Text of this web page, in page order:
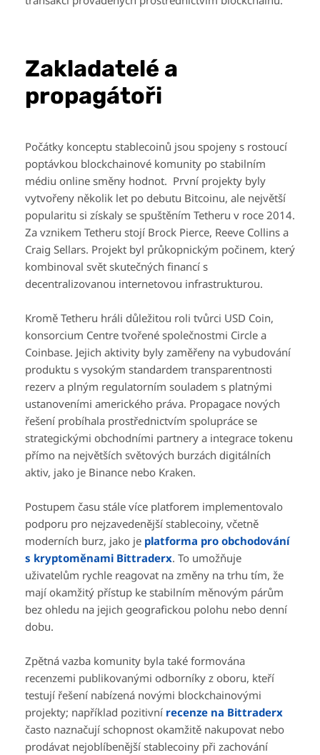
Zakladatelé a
propagátoři
Počátky konceptu stablecoinů jsou spojeny s rostoucí
poptávkou blockchainové komunity po stabilním
médiu online směny hodnot. První projekty byly
vytvořeny několik let po debutu Bitcoinu, ale největší
popularitu si získaly se spuštěním Tetheru v roce 2014.
Za vznikem Tetheru stojí Brock Pierce, Reeve Collins a
Craig Sellars. Projekt byl průkopnickým počinem, který
kombinoval svět skutečných financí s
decentralizovanou internetovou infrastrukturou.
Kromě Tetheru hráli důležitou roli tvůrci USD Coin,
konsorcium Centre tvořené společnostmi Circle a
Coinbase. Jejich aktivity byly zaměřeny na vybudování
produktu s vysokým standardem transparentnosti
rezerv a plným regulatorním souladem s platnými
ustanoveními amerického práva. Propagace nových
řešení probíhala prostřednictvím spolupráce se
strategickými obchodními partnery a integrace tokenu
přímo na největších světových burzách digitálních
aktiv, jako je Binance nebo Kraken.
Postupem času stále více platforem implementovalo
podporu pro nejzavedenější stablecoiny, včetně
moderních burz, jako je platforma pro obchodování
s kryptoměnami Bittraderx. To umožňuje
uživatelům rychle reagovat na změny na trhu tím, že
mají okamžitý přístup ke stabilním měnovým párům
bez ohledu na jejich geografickou polohu nebo denní
dobu.
Zpětná vazba komunity byla také formována
recenzemi publikovanými odborníky z oboru, kteří
testují řešení nabízená novými blockchainovými
projekty; například pozitivní recenze na Bittraderx
často naznačují schopnost okamžitě nakupovat nebo
prodávat nejoblíbenější stablecoiny při zachování